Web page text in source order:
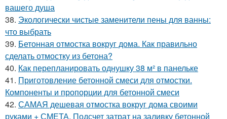
вашего душа
38. Экологически чистые заменители пены для ванны:
что выбрать
39. Бетонная отмостка вокруг дома. Как правильно
сделать отмостку из бетона?
40. Как перепланировать однушку 38 м² в панельке
41. Приготовление бетонной смеси для отмостки.
Компоненты и пропорции для бетонной смеси
42. САМАЯ дешевая отмостка вокруг дома своими
руками + СМЕТА. Подсчет затрат на заливку бетонной